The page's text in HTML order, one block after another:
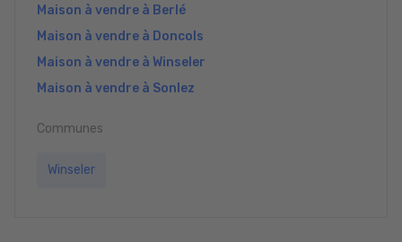
Maison à vendre à Berlé
Maison à vendre à Doncols
Maison à vendre à Winseler
Maison à vendre à Sonlez
Communes
Winseler